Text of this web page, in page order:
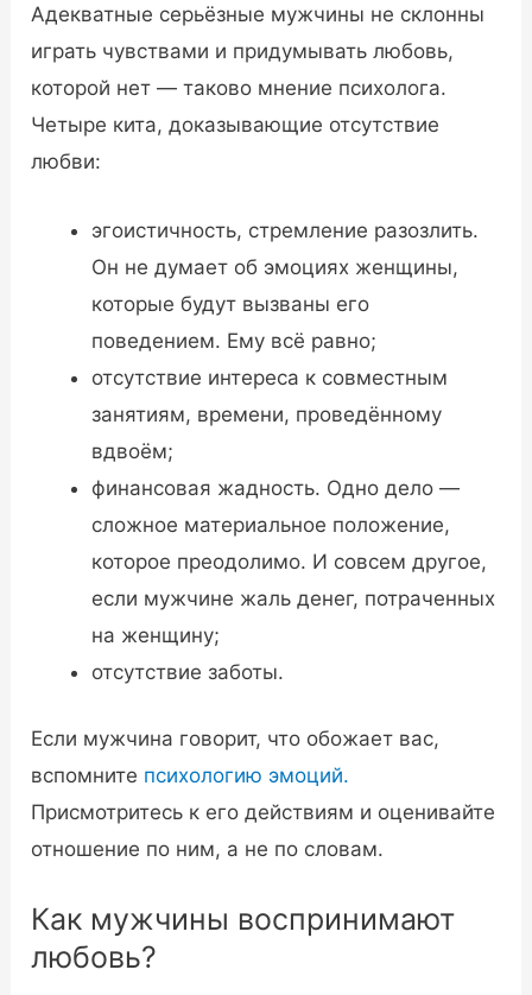
Адекватные серьёзные мужчины не склонны
играть чувствами и придумывать любовь,
которой нет — таково мнение психолога.
Четыре кита, доказывающие отсутствие
любви:
эгоистичность, стремление разозлить.
Он не думает об эмоциях женщины,
которые будут вызваны его
поведением. Ему всё равно;
отсутствие интереса к совместным
занятиям, времени, проведённому
вдвоём;
финансовая жадность. Одно дело —
сложное материальное положение,
которое преодолимо. И совсем другое,
если мужчине жаль денег, потраченных
на женщину;
отсутствие заботы.
Если мужчина говорит, что обожает вас,
вспомните психологию эмоций.
Присмотритесь к его действиям и оценивайте
отношение по ним, а не по словам.
Как мужчины воспринимают
любовь?